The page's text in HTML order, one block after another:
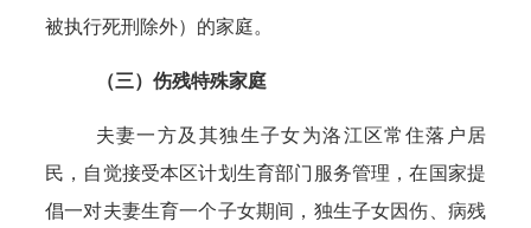
被执行死刑除外）的家庭。
（三）伤残特殊家庭
夫妻一方及其独生子女为洛江区常住落户居
民，自觉接受本区计划生育部门服务管理，在国家提
倡一对夫妻生育一个子女期间，独生子女因伤、病残